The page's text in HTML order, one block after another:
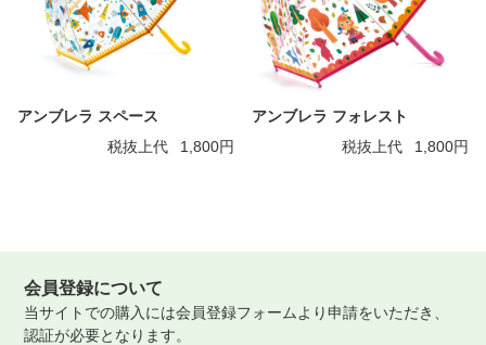
アンブレラ スペース
税抜上代
1,800円
アンブレラ フォレスト
税抜上代
1,800円
会員登録について
当サイトでの購入には会員登録フォームより申請をいただき、
認証が必要となります。